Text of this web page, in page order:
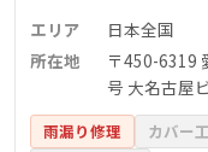
エリア
日本全国
所在地
〒450-6319
号 大名古屋
雨漏り修理 カバー